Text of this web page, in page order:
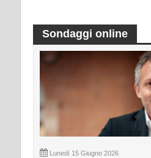
Sondaggi online
Lunedì 15 Giugno 2026